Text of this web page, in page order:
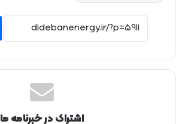
اشتراک در خبرنامه ما